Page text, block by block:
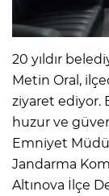
20 yıldır
Metin Oral,
ziyaret ediyor.
huzur ve
Emniyet
Jandarma
Altınova İlçe